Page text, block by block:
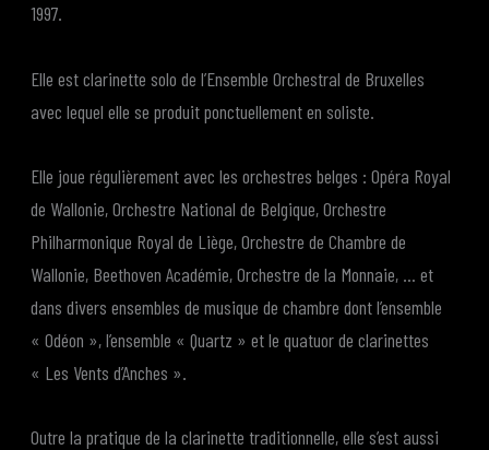
1997.
Elle est clarinette solo de l’Ensemble Orchestral de Bruxelles
avec lequel elle se produit ponctuellement en soliste.
Elle joue régulièrement avec les orchestres belges : Opéra Royal
de Wallonie, Orchestre National de Belgique, Orchestre
Philharmonique Royal de Liège, Orchestre de Chambre de
Wallonie, Beethoven Académie, Orchestre de la Monnaie, … et
dans divers ensembles de musique de chambre dont l’ensemble
« Odéon », l’ensemble « Quartz » et le quatuor de clarinettes
« Les Vents d’Anches ».
Outre la pratique de la clarinette traditionnelle, elle s’est aussi